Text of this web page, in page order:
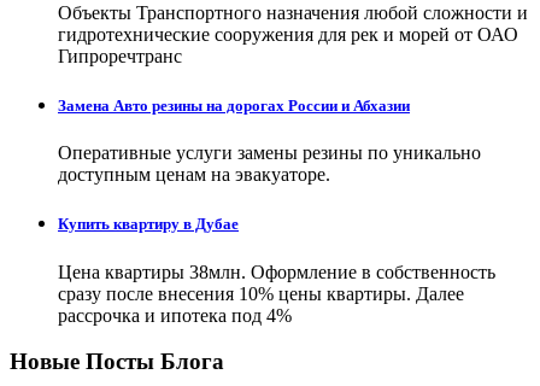
Объекты Транспортного назначения любой сложности и
гидротехнические сооружения для рек и морей от ОАО
Гипроречтранс
Замена Авто резины на дорогах России и Абхазии
Оперативные услуги замены резины по уникально
доступным ценам на эвакуаторе.
Купить квартиру в Дубае
Цена квартиры 38млн. Оформление в собственность
сразу после внесения 10% цены квартиры. Далее
рассрочка и ипотека под 4%
Новые Посты Блога